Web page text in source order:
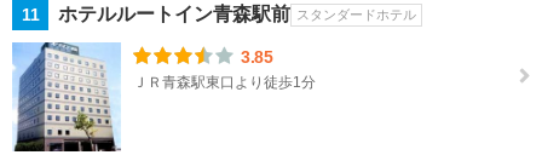
11 ホテルルートイン青森駅前 スタンダードホテル
3.85
ＪＲ青森駅東口より徒歩1分